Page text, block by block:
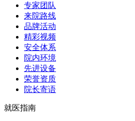
专家团队
来院路线
品牌活动
精彩视频
安全体系
院内环境
先进设备
荣誉资质
院长寄语
就医指南